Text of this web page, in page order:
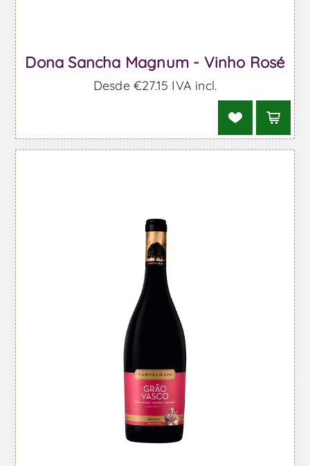
Dona Sancha Magnum - Vinho Rosé
Desde €27,15 IVA incl.